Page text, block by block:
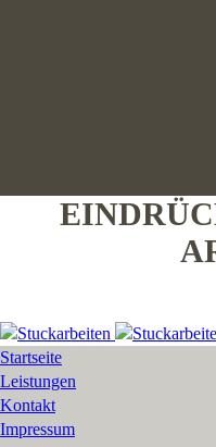
Startseite
Leistungen
Kontakt
Impressum